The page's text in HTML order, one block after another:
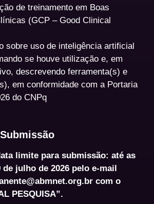
de treinamento em Boas
(GCP – Good Clinical
sobre uso de inteligência artificial
se houve utilização e, em
descrevendo ferramenta(s) e
em conformidade com a Portaria
do CNPq
limite para submissão: até as
de julho de 2026 pelo e-mail
com o
PESQUISA”.